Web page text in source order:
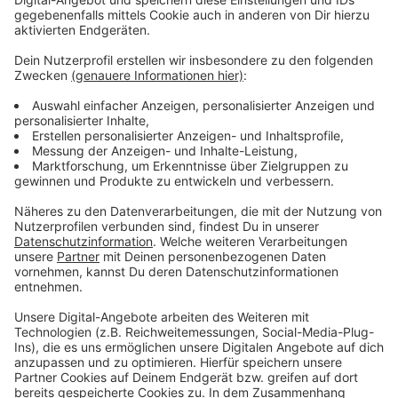
Anzeige
Noch mehr Talk am Sonntag?
Anzeige
Wir lieben unseren Talk am Sonntag und wir lieben die
Geschichten, die Ihr uns gerne erzählt! Inzwischen
haben wir mit einigen Akteuren aus Krefeld und dem
Kreis Viersen gesprochen. Wie ist es, mit Lionel Messi
zu tanzen? Was kann ein Defibrillator? Wie reagiert die
Feuerwehr, wenn in einer Stadt an etlichen Stellen
Keller volllaufen? Wieso spendet man seinen Körper?
Wie funktioniert moderne Landwirtschaft? Das alles
findet Ihr auf unserer Seite mit allen Podcast-Folgen
zum Talk am Sonntag.